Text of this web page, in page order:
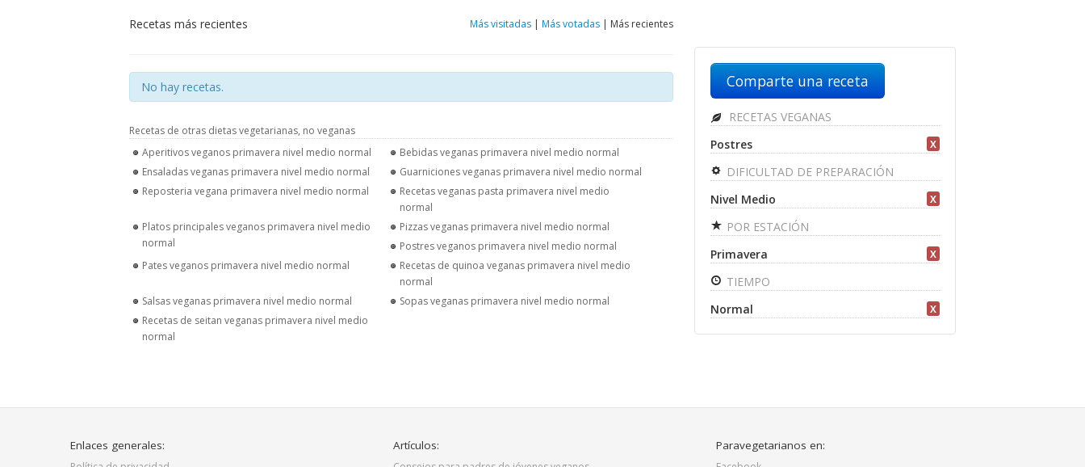
Recetas más recientes Más visitadas| Más votadas| Más recientes
No hay recetas.
Recetas de otras dietas vegetarianas, no veganas
Aperitivos veganos primavera nivel medio normal
Bebidas veganas primavera nivel medio normal
Ensaladas veganas primavera nivel medio normal
Guarniciones veganas primavera nivel medio normal
Reposteria vegana primavera nivel medio normal
Recetas veganas pasta primavera nivel medio
normal
Platos principales veganos primavera nivel medio
normal
Pizzas veganas primavera nivel medio normal
Postres veganos primavera nivel medio normal
Pates veganos primavera nivel medio normal
Recetas de quinoa veganas primavera nivel medio
normal
Salsas veganas primavera nivel medio normal
Sopas veganas primavera nivel medio normal
Recetas de seitan veganas primavera nivel medio
normal
Comparte una receta
RECETAS VEGANAS
Postres
X
DIFICULTAD DE PREPARACIÓN
Nivel Medio
X
POR ESTACIÓN
Primavera
X
TIEMPO
Normal
X
Enlaces generales: Artículos: Paravegetarianos en: